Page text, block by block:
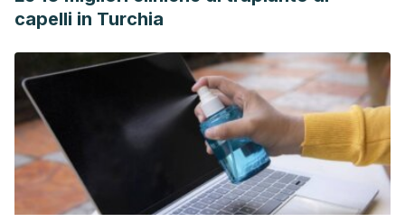
capelli in Turchia